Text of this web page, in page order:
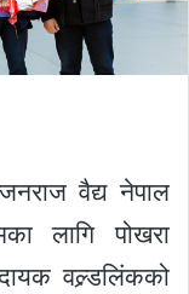
वैद्य नेपाल
लागि पोखरा
वल्र्डलिंकको